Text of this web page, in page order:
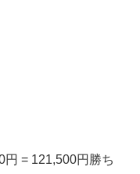
= 121,500円勝ち